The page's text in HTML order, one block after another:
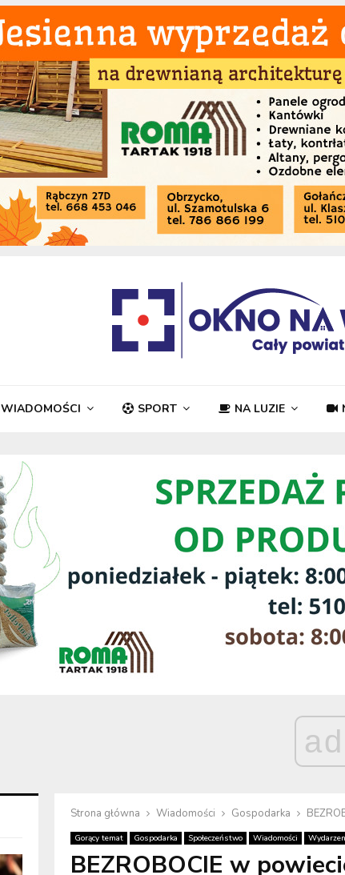
WIADOMOŚCI SPORT NA LUZIE
ad
Strona główna Wiadomości Gospodarka
Gorący temat Gospodarka Społeczeństwo Wiadomości
BEZROBOCIE w